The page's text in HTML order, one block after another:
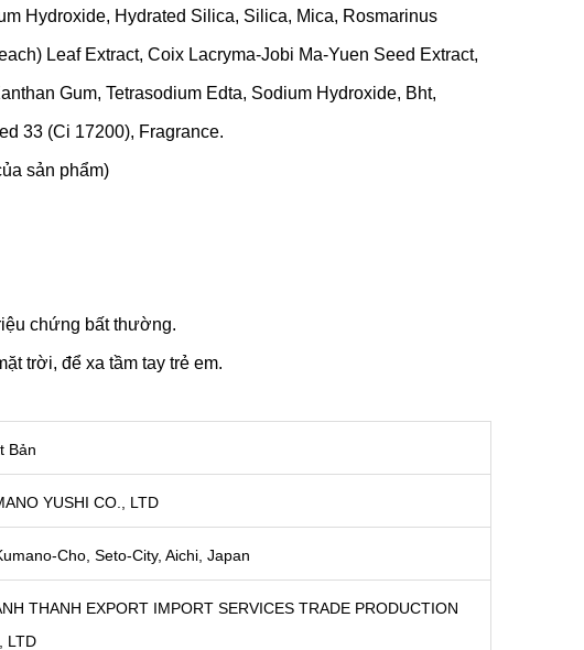
Hydroxide, Hydrated Silica, Silica, Mica, Rosmarinus
Leaf Extract, Coix Lacryma-Jobi Ma-Yuen Seed Extract,
Gum, Tetrasodium Edta, Sodium Hydroxide, Bht,
33 (Ci 17200), Fragrance.
sản phẩm)
chứng bất thường.
trời, để xa tầm tay trẻ em.
Bản
YUSHI CO., LTD
Cho, Seto-City, Aichi, Japan
THANH EXPORT IMPORT SERVICES TRADE PRODUCTION
LTD